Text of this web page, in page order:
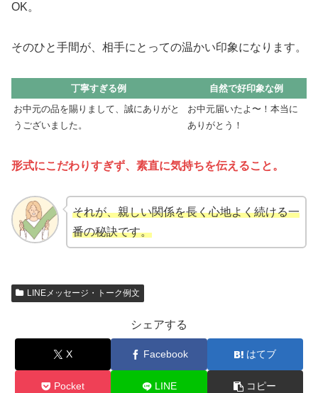
OK。
そのひと手間が、相手にとっての温かい印象になります。
丁寧すぎる例
自然で好印象な例
お中元の品を賜りまして、誠にありがと
うございました。
お中元届いたよ〜！本当に
ありがとう！
形式にこだわりすぎず、素直に気持ちを伝えること。
それが、親しい関係を長く心地よく続ける一
番の秘訣です。
LINEメッセージ・トーク例文
シェアする
X Facebook はてブ
Pocket LINE コピー